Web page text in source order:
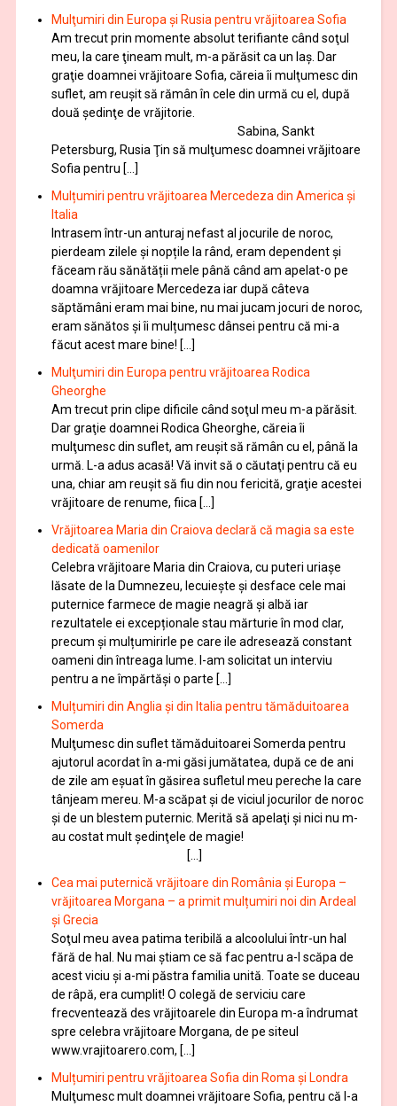
Mulţumiri din Europa și Rusia pentru vrăjitoarea Sofia
Am trecut prin momente absolut terifiante când soţul
meu, la care ţineam mult, m-a părăsit ca un laş. Dar
graţie doamnei vrăjitoare Sofia, căreia îi mulţumesc din
suflet, am reuşit să rămân în cele din urmă cu el, după
două şedinţe de vrăjitorie.
Sabina, Sankt
Petersburg, Rusia Ţin să mulţumesc doamnei vrăjitoare
Sofia pentru […]
Mulțumiri pentru vrăjitoarea Mercedeza din America și
Italia
Intrasem într-un anturaj nefast al jocurile de noroc,
pierdeam zilele și nopțile la rând, eram dependent și
făceam rău sănătății mele până când am apelat-o pe
doamna vrăjitoare Mercedeza iar după câteva
săptămâni eram mai bine, nu mai jucam jocuri de noroc,
eram sănătos și îi mulțumesc dânsei pentru că mi-a
făcut acest mare bine! […]
Mulţumiri din Europa pentru vrăjitoarea Rodica
Gheorghe
Am trecut prin clipe dificile când soţul meu m-a părăsit.
Dar graţie doamnei Rodica Gheorghe, căreia îi
mulţumesc din suflet, am reuşit să rămân cu el, până la
urmă. L-a adus acasă! Vă invit să o căutaţi pentru că eu
una, chiar am reuşit să fiu din nou fericită, graţie acestei
vrăjitoare de renume, fiica […]
Vrăjitoarea Maria din Craiova declară că magia sa este
dedicată oamenilor
Celebra vrăjitoare Maria din Craiova, cu puteri uriașe
lăsate de la Dumnezeu, lecuieşte şi desface cele mai
puternice farmece de magie neagră şi albă iar
rezultatele ei excepționale stau mărturie în mod clar,
precum și mulțumirirle pe care ile adresează constant
oameni din întreaga lume. I-am solicitat un interviu
pentru a ne împărtăși o parte […]
Mulțumiri din Anglia și din Italia pentru tămăduitoarea
Somerda
Mulţumesc din suflet tămăduitoarei Somerda pentru
ajutorul acordat în a-mi găsi jumătatea, după ce de ani
de zile am eşuat în găsirea sufletul meu pereche la care
tânjeam mereu. M-a scăpat şi de viciul jocurilor de noroc
şi de un blestem puternic. Merită să apelaţi şi nici nu m-
au costat mult şedinţele de magie!
[…]
Cea mai puternică vrăjitoare din România și Europa –
vrăjitoarea Morgana – a primit mulțumiri noi din Ardeal
și Grecia
Soţul meu avea patima teribilă a alcoolului într-un hal
fără de hal. Nu mai ştiam ce să fac pentru a-l scăpa de
acest viciu şi a-mi păstra familia unită. Toate se duceau
de râpă, era cumplit! O colegă de serviciu care
frecventează des vrăjitoarele din Europa m-a îndrumat
spre celebra vrăjitoare Morgana, de pe siteul
www.vrajitoarero.com, […]
Mulțumiri pentru vrăjitoarea Sofia din Roma și Londra
Mulţumesc mult doamnei vrăjitoare Sofia, pentru că l-a